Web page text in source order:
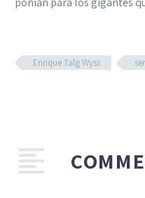
Enrique Talg Wyss